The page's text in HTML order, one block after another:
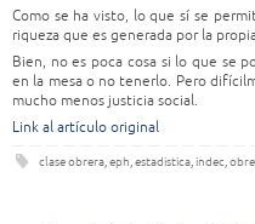
Como se ha visto, lo que sí se
riqueza que es generada por la
Bien, no es poca cosa si lo que se
en la mesa o no tenerlo. Pero
mucho menos justicia social.
Link al artículo original
clase obrera,eph,estadistica,indec,